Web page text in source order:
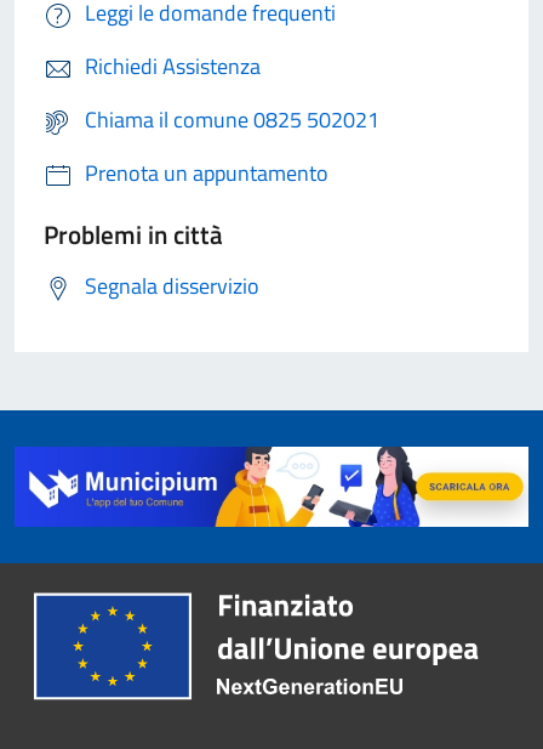
Leggi le domande frequenti
Richiedi Assistenza
Chiama il comune 0825 502021
Prenota un appuntamento
Problemi in città
Segnala disservizio